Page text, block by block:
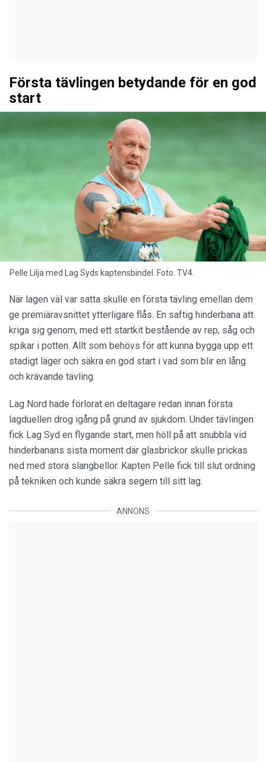
Första tävlingen betydande för en god
start
Pelle Lilja med Lag Syds kaptensbindel. Foto: TV4.
När lagen väl var satta skulle en första tävling emellan dem
ge premiäravsnittet ytterligare flås. En saftig hinderbana att
kriga sig genom, med ett startkit bestående av rep, såg och
spikar i potten. Allt som behövs för att kunna bygga upp ett
stadigt läger och säkra en god start i vad som blir en lång
och krävande tävling.
Lag Nord hade förlorat en deltagare redan innan första
lagduellen drog igång på grund av sjukdom. Under tävlingen
fick Lag Syd en flygande start, men höll på att snubbla vid
hinderbanans sista moment där glasbrickor skulle prickas
ned med stora slangbellor. Kapten Pelle fick till slut ordning
på tekniken och kunde säkra segern till sitt lag.
ANNONS